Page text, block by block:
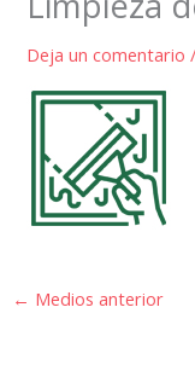
Deja un comentario
← Medios anterior